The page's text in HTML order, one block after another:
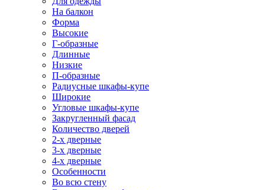
На балкон
Форма
Высокие
Г-образные
Длинные
Низкие
П-образные
Радиусные шкафы-купе
Широкие
Угловые шкафы-купе
Закругленный фасад
Количество дверей
2-х дверные
3-х дверные
4-х дверные
Особенности
Во всю стену